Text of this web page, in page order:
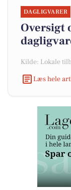
DAGLIGVARER
Oversigt
Kilde: Lokale
Læs hele